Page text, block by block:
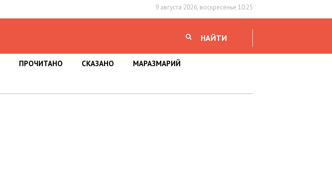
9 августа 2026, воскресенье 10:25
НАЙТИ
ПРОЧИТАНО СКАЗАНО МАРАЗМАРИЙ